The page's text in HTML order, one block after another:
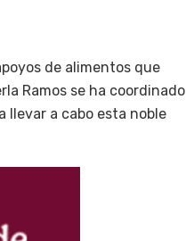
de alimentos que
Ramos se ha coordinado
llevar a cabo esta noble